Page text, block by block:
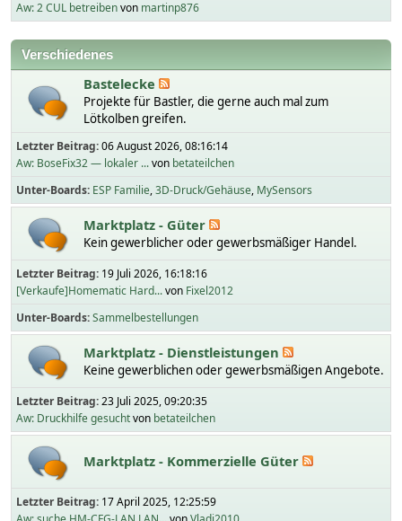
Aw: 2 CUL betreibenvon martinp876
Verschiedenes
Bastelecke
Projekte für Bastler, die gerne auch mal zum
Lötkolben greifen.
Letzter Beitrag:06 August 2026, 08:16:14
Aw: BoseFix32 — lokaler ...von betateilchen
Unter-Boards ESP Familie 3D-Druck/Gehäuse MySensors
Marktplatz - Güter
Kein gewerblicher oder gewerbsmäßiger Handel.
Letzter Beitrag: 19 Juli 2026, 16:18:16
[Verkaufe]Homematic Hard...von Fixel2012
Unter-Boards Sammelbestellungen
Marktplatz - Dienstleistungen
Keine gewerblichen oder gewerbsmäßigen Angebote.
Letzter Beitrag:23 Juli 2025, 09:20:35
Aw: Druckhilfe gesuchtvon betateilchen
Marktplatz - Kommerzielle Güter
Letzter Beitrag: 17 April 2025, 12:25:59